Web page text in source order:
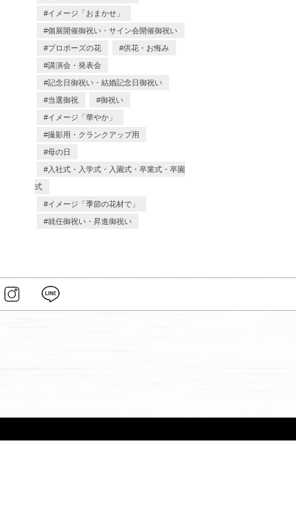
イメージ「おまかせ」
個展開催御祝い・サイン会開催御祝い
プロポーズの花 供花・お悔み
講演会・発表会
記念日御祝い・結婚記念日御祝い
当選御祝 御祝い
イメージ「華やか」
撮影用・クランクアップ用
母の日
入社式・入学式・入園式・卒業式・卒園
式
イメージ「季節の花材で」
就任御祝い・昇進御祝い